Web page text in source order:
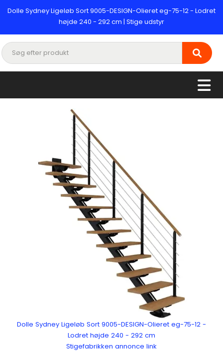
Dolle Sydney Ligeløb Sort 9005-DESIGN-Olieret eg-75-12 - Lodret
højde 240 - 292 cm | Stige udstyr
Dolle Sydney Ligeløb Sort 9005-DESIGN-Olieret eg-75-12 -
Lodret højde 240 - 292 cm
Stigefabrikken annonce link